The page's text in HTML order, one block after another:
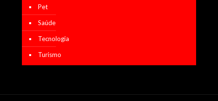
Pet
Saúde
Tecnologia
Turismo